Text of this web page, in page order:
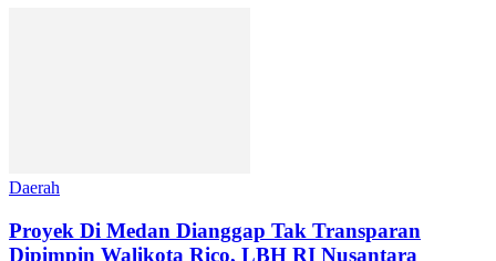
Daerah
Proyek Di Medan Dianggap Tak Transparan
Dipimpin Walikota Rico, LBH RI Nusantara